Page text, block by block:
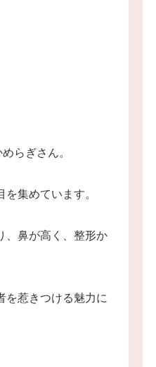
らぎさん。
集めています。
、鼻が高く、整形か
を惹きつける魅力に